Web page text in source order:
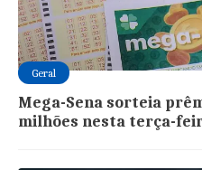
Geral
Mega-Sena sorteia
milhões nesta terça-